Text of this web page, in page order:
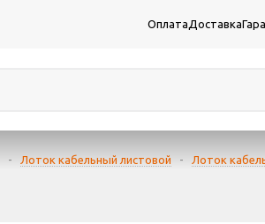
ОплатаДоставка
- Лоток кабельный листовой - Лоток